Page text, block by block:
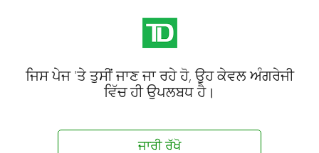
ਜਿਸ ਪੇਜ 'ਤੇ ਤੁਸੀਂ ਜਾਣ ਜਾ ਰਹੇ ਹੋ, ਉਹ ਕੇਵਲ ਅੰਗਰੇਜੀ
ਵਿੱਚ ਹੀ ਉਪਲਬਧ ਹੈ।
ਜਾਰੀ ਰੱਖੋ